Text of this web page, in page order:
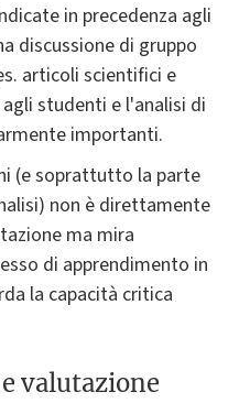
in precedenza agli
discussione di gruppo
articoli scientifici e
studenti e l'analisi di
importanti.
(e soprattutto la parte
non è direttamente
ma mira
di apprendimento in
la capacità critica
valutazione